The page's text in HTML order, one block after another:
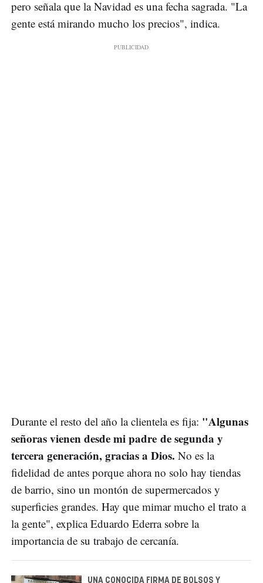
pero señala que la Navidad es una fecha sagrada. "La
gente está mirando mucho los precios", indica.
Durante el resto del año la clientela es fija: "Algunas
señoras vienen desde mi padre de segunda y
tercera generación, gracias a Dios. No es la
fidelidad de antes porque ahora no solo hay tiendas
de barrio, sino un montón de supermercados y
superficies grandes. Hay que mimar mucho el trato a
la gente", explica Eduardo Ederra sobre la
importancia de su trabajo de cercanía.
UNA CONOCIDA FIRMA DE BOLSOS Y